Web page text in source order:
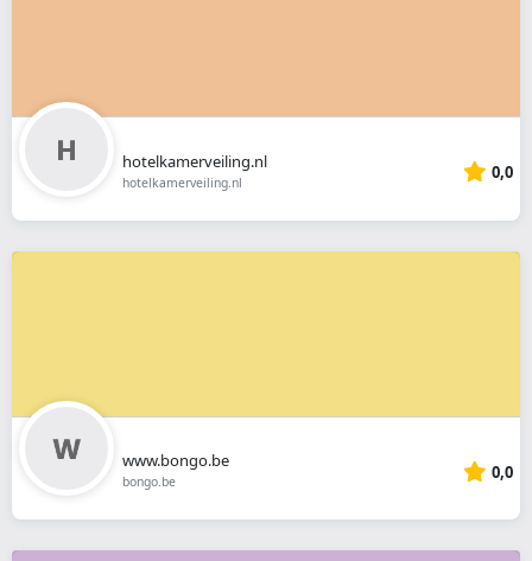
hotelkamerveiling.nl
hotelkamerveiling.nl 0,0
www.bongo.be
bongo.be 0,0